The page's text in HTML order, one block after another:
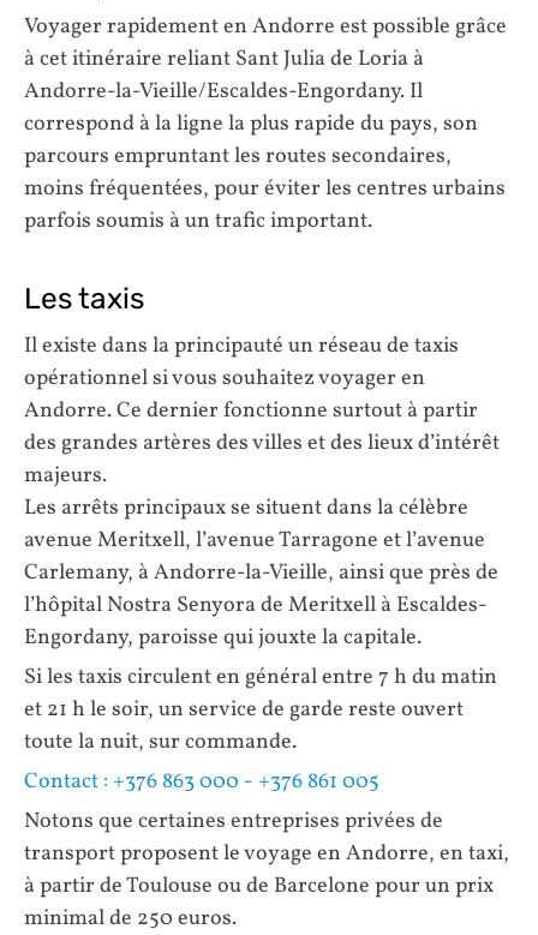
Voyager rapidement en Andorre est possible grâce
à cet itinéraire reliant Sant Julia de Loria à
Andorre-la-Vieille/Escaldes-Engordany. Il
correspond à la ligne la plus rapide du pays, son
parcours empruntant les routes secondaires,
moins fréquentées, pour éviter les centres urbains
parfois soumis à un trafic important.
Les taxis
Il existe dans la principauté un réseau de taxis
opérationnel si vous souhaitez voyager en
Andorre. Ce dernier fonctionne surtout à partir
des grandes artères des villes et des lieux d’intérêt
majeurs.
Les arrêts principaux se situent dans la célèbre
avenue Meritxell, l’avenue Tarragone et l’avenue
Carlemany, à Andorre-la-Vieille, ainsi que près de
l’hôpital Nostra Senyora de Meritxell à Escaldes-
Engordany, paroisse qui jouxte la capitale.
Si les taxis circulent en général entre 7 h du matin
et 21 h le soir, un service de garde reste ouvert
toute la nuit, sur commande.
Contact : +376 863 000 - +376 861 005
Notons que certaines entreprises privées de
transport proposent le voyage en Andorre, en taxi,
à partir de Toulouse ou de Barcelone pour un prix
minimal de 250 euros.